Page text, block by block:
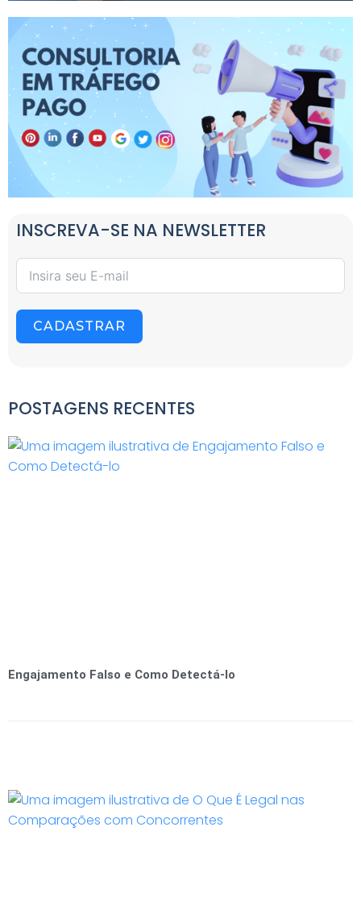
INSCREVA-SE NA NEWSLETTER
CADASTRAR
POSTAGENS RECENTES
Engajamento Falso e Como Detectá-lo